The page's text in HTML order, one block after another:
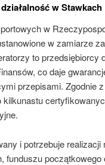
w
w
w zamiarze
to przedsiębiorcy
co daje
przepisami. Zgodnie
kilkunastu
i potrzebuje
początkowego